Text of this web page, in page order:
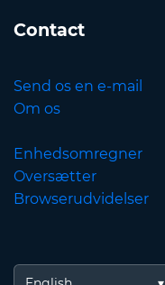
Contact
Send os en e-mail
Om os
Enhedsomregner
Oversætter
Browserudvidelser